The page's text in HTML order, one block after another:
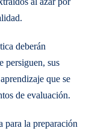
deberán
persiguen, sus
que se
de evaluación.
para la preparación